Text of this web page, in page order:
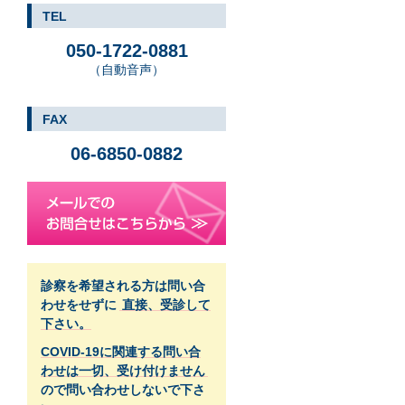
TEL
050-1722-0881
（自動音声）
FAX
06-6850-0882
診察を希望される方は問い合
わせをせずに 直接、受診して
下さい。
COVID-19に関連する問い合
わせは一切、受け付けません
ので問い合わせしないで下さ